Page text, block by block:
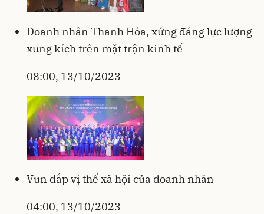
Doanh nhân Thanh Hóa, xứng đáng lực lượng
xung kích trên mặt trận kinh tế
08:00, 13/10/2023
Vun đắp vị thế xã hội của doanh nhân
04:00, 13/10/2023